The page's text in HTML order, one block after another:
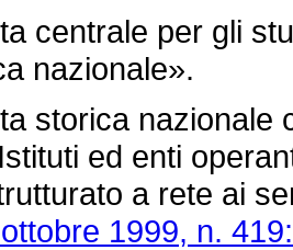
centrale per gli
nazionale».
storica nazionale
ed enti
a rete ai
1999, n. 419: